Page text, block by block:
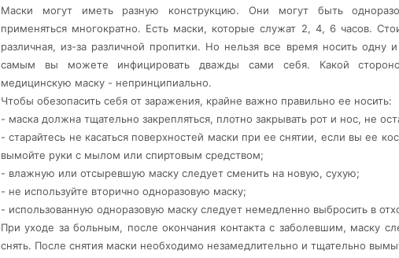
Маски могут иметь разную конструкцию. Они могут быть
применяться многократно. Есть маски, которые служат 2, 4, 6 часов.
различная, из-за различной пропитки. Но нельзя все время носить одну
самым вы можете инфицировать дважды сами себя. Какой
медицинскую маску - непринципиально.
Чтобы обезопасить себя от заражения, крайне важно правильно ее носить:
- маска должна тщательно закрепляться, плотно закрывать рот и нос, не
- старайтесь не касаться поверхностей маски при ее снятии, если вы ее
вымойте руки с мылом или спиртовым средством;
- влажную или отсыревшую маску следует сменить на новую, сухую;
- не используйте вторично одноразовую маску;
- использованную одноразовую маску следует немедленно выбросить в
При уходе за больным, после окончания контакта с заболевшим, маску
снять. После снятия маски необходимо незамедлительно и тщательно